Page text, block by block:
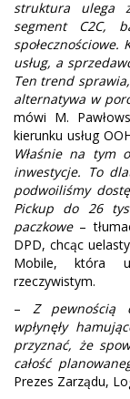
struktura ulega
segment C2C,
usług, a
Ten trend
alternatywa w
mówi M.
kierunku usług
Właśnie na tym
inwestycje. To
podwoiliśmy
Pickup do 26
paczkowe–
DPD, chcąc
Mobile, która
rzeczywistym.
– Z pewnością
wpłynęły
przyznać, że
całość
Prezes Zarządu,